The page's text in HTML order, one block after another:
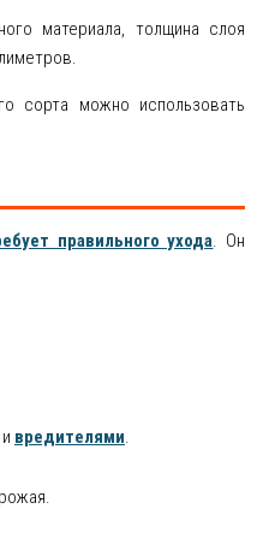
материала, толщина слоя
сорта можно использовать
правильного ухода . Он
вредителями